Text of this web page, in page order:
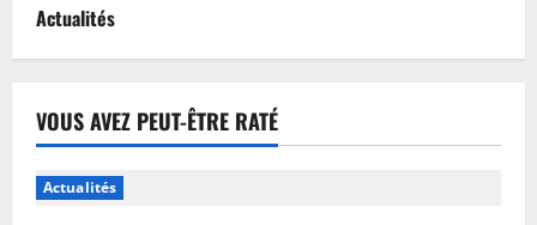
Actualités
VOUS AVEZ PEUT-ÊTRE RATÉ
Actualités